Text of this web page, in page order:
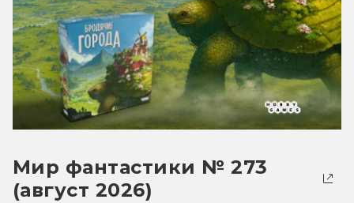
Мир фантастики № 273
(август 2026)